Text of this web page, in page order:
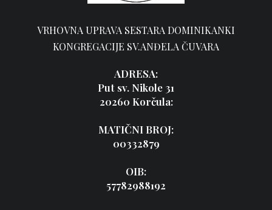
VRHOVNA UPRAVA SESTARA DOMINIKANKI
KONGREGACIJE SV.ANĐELA ČUVARA
ADRESA:
Put sv. Nikole 31
20260 Korčula:
MATIČNI BROJ:
00332879
OIB:
57782988192